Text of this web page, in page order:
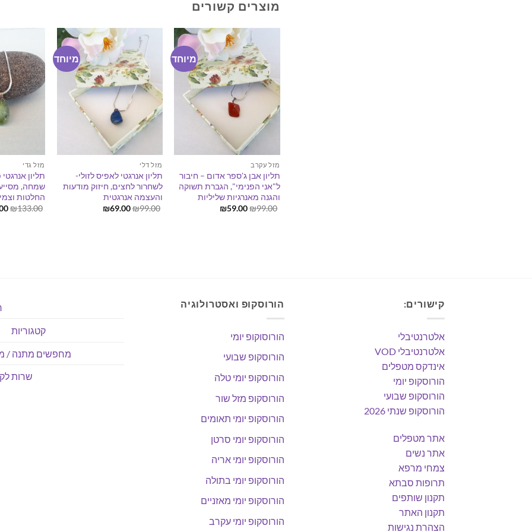
מוצרים קשורים
מיוחד
מזל עקרב
תליון אבן ג'ספר אדום – חיבור
ל"אני הפנימי", הגברת תשוקה
והגנה מאנרגיות שליליות
₪99.00
המחיר₪59.00
המחיר
מיוחד
מזל דלי
תליון אנרגטי לאפיס לזולי-
לשחרור לחצים, חיזוק מודעות
והעצמה אנרגטית
₪99.00
המחיר₪69.00
מזל גדי
תליון
שמחה,
החלטות
₪133.00
קישורים:
אלטרנטיבלי
אלטרנטיבלי VOD
אינדקס מטפלים
הורוסקופ יומי
הורוסקופ שבועי
הורוסקופ שנתי 2026
אתר מטפלים
אתר נשים
צמחי מרפא
תרופות סבתא
תקנון שותפים
תקנון האתר
הצהרת נגישות
הורוסקופ ואסטרולוגיה
הורוסוקופ יומי
הורוסקופ שבועי
הורוסקופ יומי טלה
הורוסקופ מזל שור
הורוסקופ יומי תאומים
הורוסקופ יומי סרטן
הורוסקופ יומי אריה
הורוסקופ יומי בתולה
הורוסקופ יומי מאזניים
הורוסקופ יומי עקרב
קטגוריות
מחפשים מתנה /
שרות